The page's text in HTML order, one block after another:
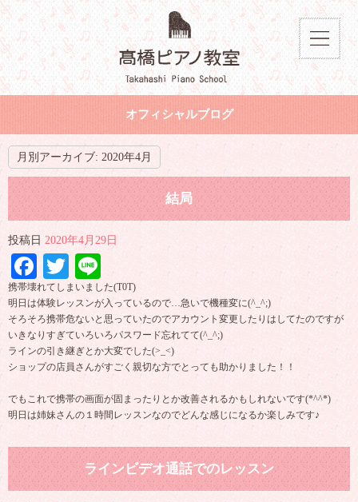
オフィシャルブログ
月別アーカイブ: 2020年4月
結局
投稿日 2020年4月29日
Facebook
Twitter
携帯壊れてしまいました(T0T)
明日は体験レッスンが入っているので…急いで機種変に(^_^;)
そろそろ携帯危ないと思っていたのでアカウント変更したりはしてたのですが
いきなりすぎていろいろパスワード忘れてて(^_^;)
ラインの引き継ぎとか大変でした(>_<)
ショップの店員さんがすごく親切な方でとっても助かりました！！
でもこれで携帯の画面が固まったりとか改善されるかもしれないです(*^^*)
明日は姉妹さんの１時間レッスンなのでどんな感じになるか楽しみです♪
ラインビデオ通話でのレッスン